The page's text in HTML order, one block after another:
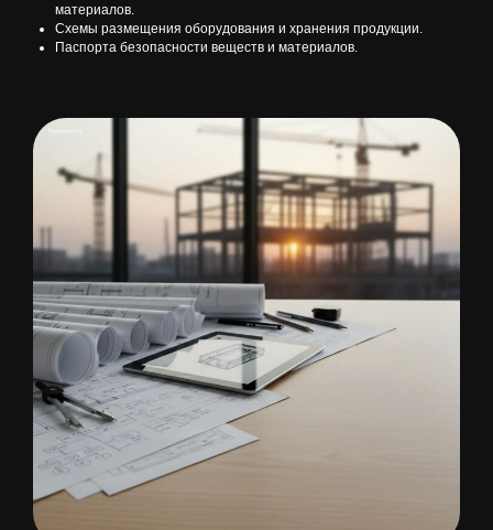
материалов.
Схемы размещения оборудования и хранения продукции.
Паспорта безопасности веществ и материалов.